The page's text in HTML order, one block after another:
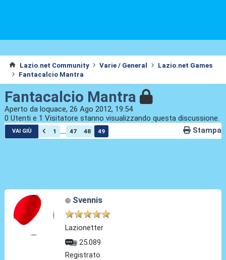
Lazio.net Community Varie / General
Lazio.net Games
Fantacalcio Mantra
Fantacalcio Mantra
Aperto da loquace, 26 Ago 2012, 19:54
0 Utenti e 1 Visitatore stanno visualizzando questa discussione.
VAI GIÙ 1 ... 47 48 49 Stampa
Svennis
Lazionetter
25.089
Registrato